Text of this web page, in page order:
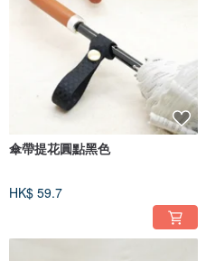
傘帶提花圓點黑色
HK$ 59.7